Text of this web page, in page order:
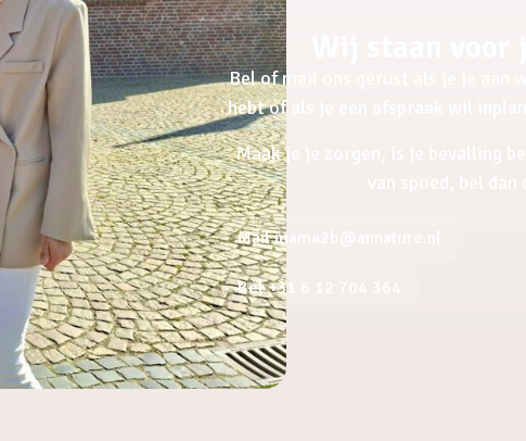
Bel of mail ons gerust als je je aan
hebt of als je een afspraak wil
Maak je je zorgen, is je bevalling
Mail mama2b@annature.nl
Bel +31 6 12 704 364